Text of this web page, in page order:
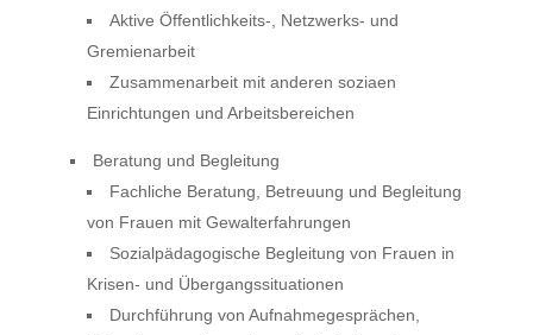
Aktive Öffentlichkeits-, Netzwerks- und
Gremienarbeit
Zusammenarbeit mit anderen soziaen
Einrichtungen und Arbeitsbereichen
Beratung und Begleitung
Fachliche Beratung, Betreuung und Begleitung
von Frauen mit Gewalterfahrungen
Sozialpädagogische Begleitung von Frauen in
Krisen- und Übergangssituationen
Durchführung von Aufnahmegesprächen,